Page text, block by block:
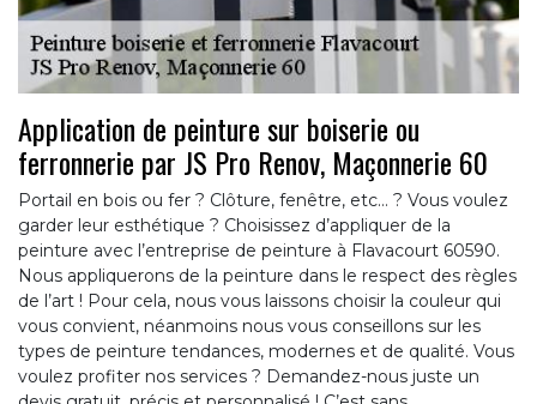
Application de peinture sur boiserie ou
ferronnerie par JS Pro Renov, Maçonnerie 60
Portail en bois ou fer ? Clôture, fenêtre, etc… ? Vous voulez
garder leur esthétique ? Choisissez d’appliquer de la
peinture avec l’entreprise de peinture à Flavacourt 60590.
Nous appliquerons de la peinture dans le respect des règles
de l’art ! Pour cela, nous vous laissons choisir la couleur qui
vous convient, néanmoins nous vous conseillons sur les
types de peinture tendances, modernes et de qualité. Vous
voulez profiter nos services ? Demandez-nous juste un